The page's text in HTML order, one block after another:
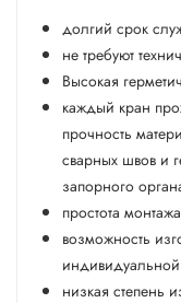
долгий срок
не требуют
Высокая
каждый кран
прочность
сварных швов и
запорного
простота
возможность
низкая степень